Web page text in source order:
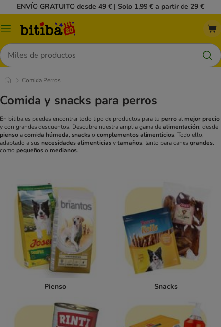
ENVÍO GRATUITO desde 49 € | Solo 1,99 € a partir de 29 €
Menú
Buscar
Comida Perros
Comida y snacks para perros
En bitiba.es puedes encontrar todo tipo de productos para tu perroal mejor precio
y con grandes descuentos. Descubre nuestra amplia gama dealimentación; desde
piensoacomida húmeda, snackso complementos alimenticios. Todo ello,
adaptado a sus necesidades alimenticiasytamaños, tanto para canes grandes,
como pequeñoso medianos.
Pienso Snacks